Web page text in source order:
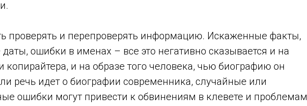
проверять и перепроверять информацию. Искаженные факты,
ошибки в именах – все это негативно сказывается и на
копирайтера, и на образе того человека, чью биографию он
речь идет о биографии современника, случайные или
ошибки могут привести к обвинениям в клевете и проблемам